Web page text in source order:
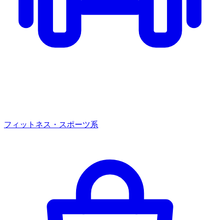
フィットネス・スポーツ系